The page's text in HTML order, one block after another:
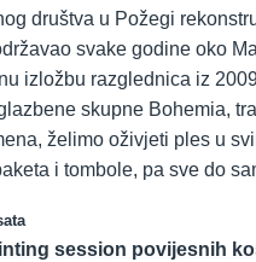
društva u Požegi
svake godine oko
izložbu razglednica iz
skupne Bohemia,
želimo oživjeti ples u
i tombole, pa sve do
session povijesnih